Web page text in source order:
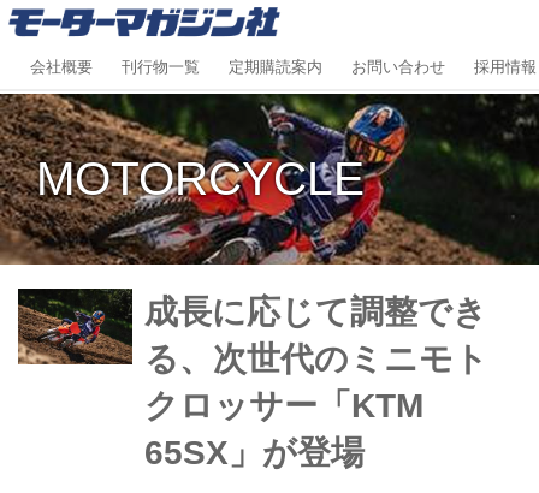
会社概要 刊行物一覧 定期購読案内 お問い合わせ 採用情報
MOTORCYCLE
成長に応じて調整でき
る、次世代のミニモト
クロッサー「KTM
65SX」が登場